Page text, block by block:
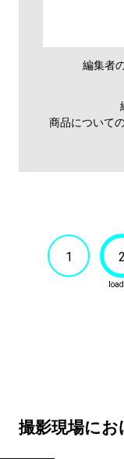
編集者
商品について
1 2
撮影現場にお